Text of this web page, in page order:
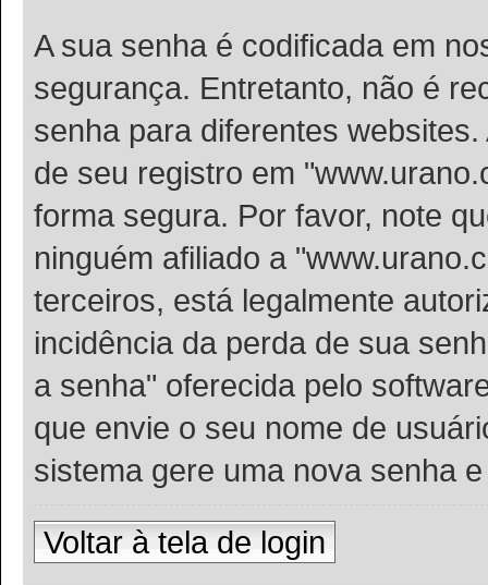
A sua senha é codificada em
segurança. Entretanto, não é
senha para diferentes
de seu registro em
forma segura. Por favor, note
ninguém afiliado a
terceiros, está legalmente
incidência da perda de sua
a senha" oferecida pelo
que envie o seu nome de
sistema gere uma nova senha
Voltar à tela de login